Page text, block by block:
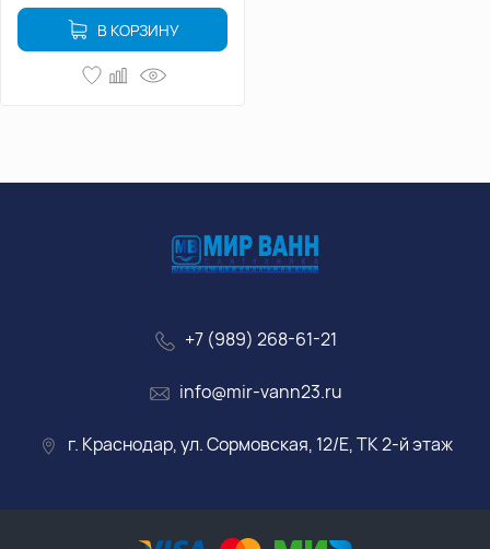
В КОРЗИНУ
+7 (989) 268-61-21
info@mir-vann23.ru
г. Краснодар, ул. Сормовская, 12/Е, ТК 2-й этаж